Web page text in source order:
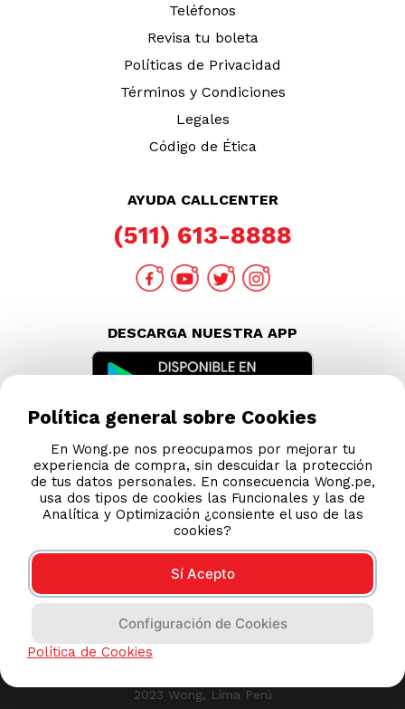
Teléfonos
Revisa tu boleta
Políticas de Privacidad
Términos y Condiciones
Legales
Código de Ética
AYUDA CALLCENTER
(511) 613-8888
DESCARGA NUESTRA APP
Esta tienda usa Niubiz para realizar transacciones
2023 Wong, Lima Perú
Política general sobre Cookies
En Wong.pe nos preocupamos por mejorar tu
experiencia de compra, sin descuidar la protección
de tus datos personales. En consecuencia Wong.pe,
usa dos tipos de cookies las Funcionales y las de
Analítica y Optimización ¿consiente el uso de las
cookies?
Sí Acepto
Configuración de Cookies
Política de Cookies